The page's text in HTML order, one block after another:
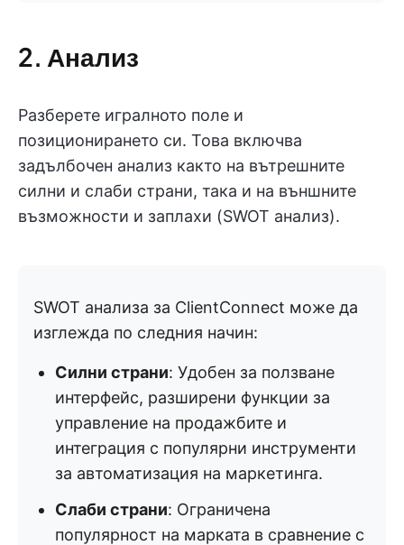
2. Анализ
Разберете игралното поле и
позиционирането си. Това включва
задълбочен анализ както на вътрешните
силни и слаби страни, така и на външните
възможности и заплахи (SWOT анализ).
SWOT анализа за ClientConnect може да
изглежда по следния начин:
Силни страни: Удобен за ползване
интерфейс, разширени функции за
управление на продажбите и
интеграция с популярни инструменти
за автоматизация на маркетинга.
Слаби страни: Ограничена
популярност на марката в сравнение с